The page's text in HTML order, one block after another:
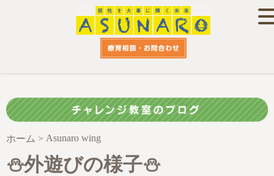
ホーム > Asunaro wing
⛄外遊びの様子⛄